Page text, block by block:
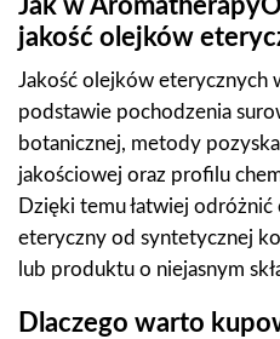
Jak w
jakość olejków
Jakość olejków eterycznych
podstawie pochodzenia
botanicznej, metody
jakościowej oraz profilu
Dzięki temu łatwiej
eteryczny od syntetycznej
lub produktu o niejasnym
Dlaczego warto